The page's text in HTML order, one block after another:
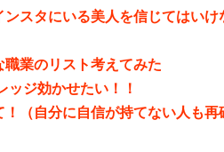
スタにいる美人を信じてはいけ
業のリスト考えてみた
ジ効かせたい！！
（自分に自信が持てない人も再